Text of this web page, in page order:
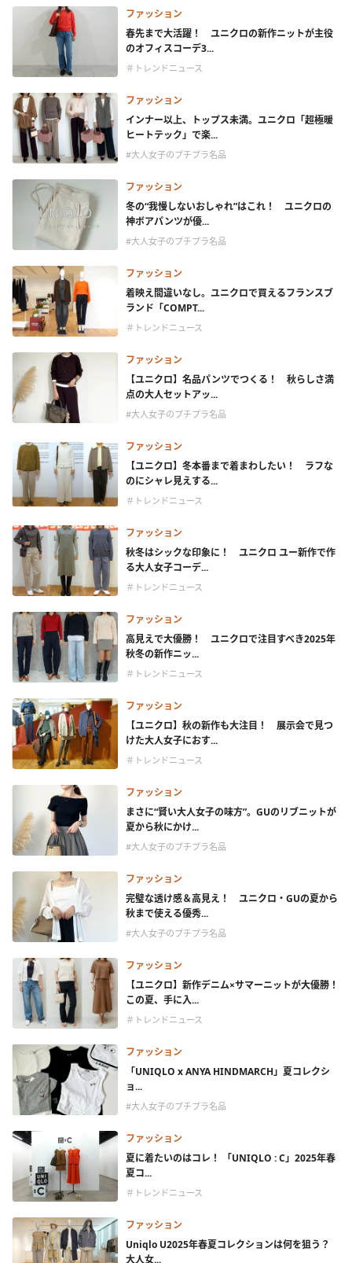
ファッション
春先まで大活躍！ ユニクロの新作ニットが主役
のオフィスコーデ3...
＃トレンドニュース
ファッション
インナー以上、トップス未満。ユニクロ「超極暖
ヒートテック」で楽...
#大人女子のプチプラ名品
ファッション
冬の“我慢しないおしゃれ”はこれ！ ユニクロの
神ボアパンツが優...
#大人女子のプチプラ名品
ファッション
着映え間違いなし。ユニクロで買えるフランスブ
ランド「COMPT...
＃トレンドニュース
ファッション
【ユニクロ】名品パンツでつくる！ 秋らしさ満
点の大人セットアッ...
#大人女子のプチプラ名品
ファッション
【ユニクロ】冬本番まで着まわしたい！ ラフな
のにシャレ見えする...
＃トレンドニュース
ファッション
秋冬はシックな印象に！ ユニクロ ユー新作で作
る大人女子コーデ...
＃トレンドニュース
ファッション
高見えで大優勝！ ユニクロで注目すべき2025年
秋冬の新作ニッ...
＃トレンドニュース
ファッション
【ユニクロ】秋の新作も大注目！ 展示会で見つ
けた大人女子におす...
＃トレンドニュース
ファッション
まさに“賢い大人女子の味方”。GUのリブニットが
夏から秋にかけ...
#大人女子のプチプラ名品
ファッション
完璧な透け感＆高見え！ ユニクロ・GUの夏から
秋まで使える優秀...
#大人女子のプチプラ名品
ファッション
【ユニクロ】新作デニム×サマーニットが大優勝！
この夏、手に入...
＃トレンドニュース
ファッション
「UNIQLO x ANYA HINDMARCH」夏コレクシ
ョ...
#大人女子のプチプラ名品
ファッション
夏に着たいのはコレ！ 「UNIQLO : C」2025年春
夏コ...
＃トレンドニュース
ファッション
Uniqlo U2025年春夏コレクションは何を狙う？
大人女...